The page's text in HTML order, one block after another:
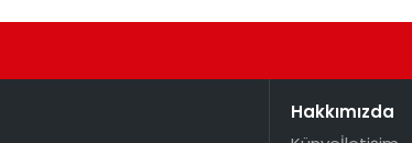
Hakkımızda